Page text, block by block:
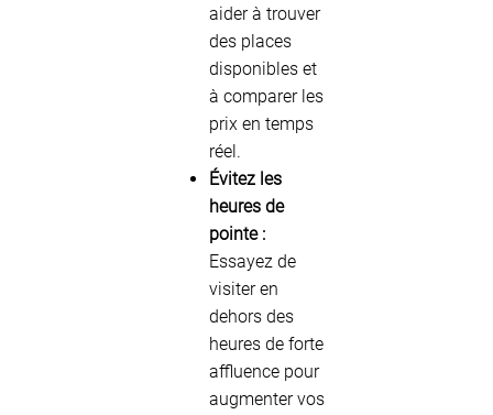
aider à trouver
des places
disponibles et
à comparer les
prix en temps
réel.
Évitez les
heures de
pointe :
Essayez de
visiter en
dehors des
heures de forte
affluence pour
augmenter vos